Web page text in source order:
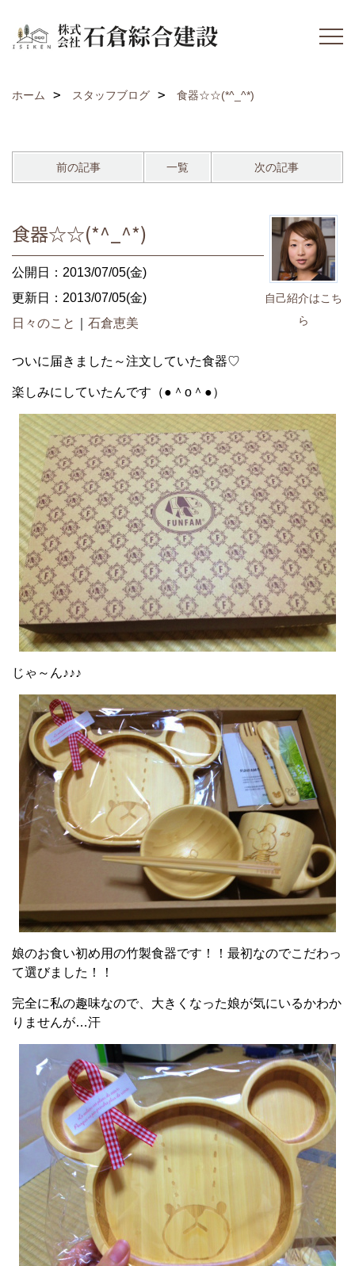
ホーム スタッフブログ 食器☆☆(*^_^*)
前の記事 一覧 次の記事
自己紹介はこち
ら
食器☆☆(*^_^*)
公開日：2013/07/05(金)
更新日：2013/07/05(金)
日々のこと
石倉恵美
ついに届きました～注文していた食器♡
楽しみにしていたんです（●＾o＾●）
じゃ～ん♪♪♪
娘のお食い初め用の竹製食器です！！最初なのでこだわっ
て選びました！！
完全に私の趣味なので、大きくなった娘が気にいるかわか
りませんが…汗